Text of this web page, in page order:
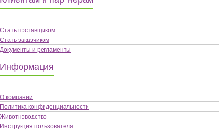
Стать поставщиком
Стать заказчиком
Документы и регламенты
Информация
О компании
Политика конфиденциальности
Животноводство
Инструкция пользователя